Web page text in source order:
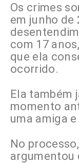
Os crimes
em junho de
com 17
que ela
ocorrido.
Ela também
momento
uma amiga
No
argumentou